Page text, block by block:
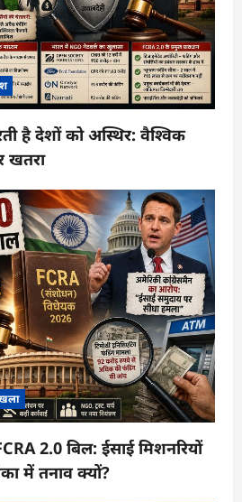
है देशों को अस्थिर: वैश्विक
खतरा
2.0 बिल: ईसाई मिशनरियों
में तनाव क्यों?